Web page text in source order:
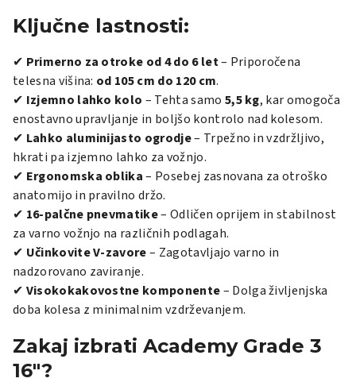
Ključne lastnosti:
✔ Primerno za otroke od 4 do 6 let– Priporočena
telesna višina: od 105 cm do 120 cm.
✔ Izjemno lahko kolo – Tehta samo 5,5 kg, kar omogoča
enostavno upravljanje in boljšo kontrolo nad kolesom.
✔ Lahko aluminijasto ogrodje– Trpežno in vzdržljivo,
hkrati pa izjemno lahko za vožnjo.
✔ Ergonomska oblika– Posebej zasnovana za otroško
anatomijo in pravilno držo.
✔ 16-palčne pnevmatike– Odličen oprijem in stabilnost
za varno vožnjo na različnih podlagah.
✔ Učinkovite V-zavore– Zagotavljajo varno in
nadzorovano zaviranje.
✔ Visokokakovostne komponente– Dolga življenjska
doba kolesa z minimalnim vzdrževanjem.
Zakaj izbrati Academy Grade 3
16"?